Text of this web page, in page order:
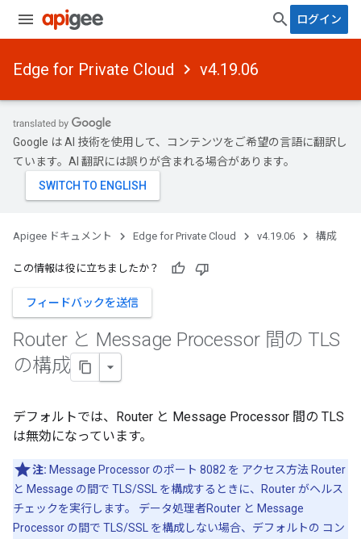
ログイン
Edge for Private Cloud v4.19.06
Google は AI 技術を使用して、コンテンツをご希望の言語に翻訳し
ています。AI 翻訳には誤りが含まれる場合があります。
Apigee ドキュメント Edge for Private Cloud v4.19.06 構成
この情報は役に立ちましたか？
フィードバックを送信
Router と Message Processor 間の TLS
の構成
デフォルトでは、Router と Message Processor 間の TLS
は無効になっています。
注: Message Processor のポート 8082 を アクセス方法 Router
と Message の間で TLS/SSL を構成するときに、Router がヘルス
チェックを実行します。 データ処理者Router と Message
Processor の間で TLS/SSL を構成しない場合、デフォルトの コン